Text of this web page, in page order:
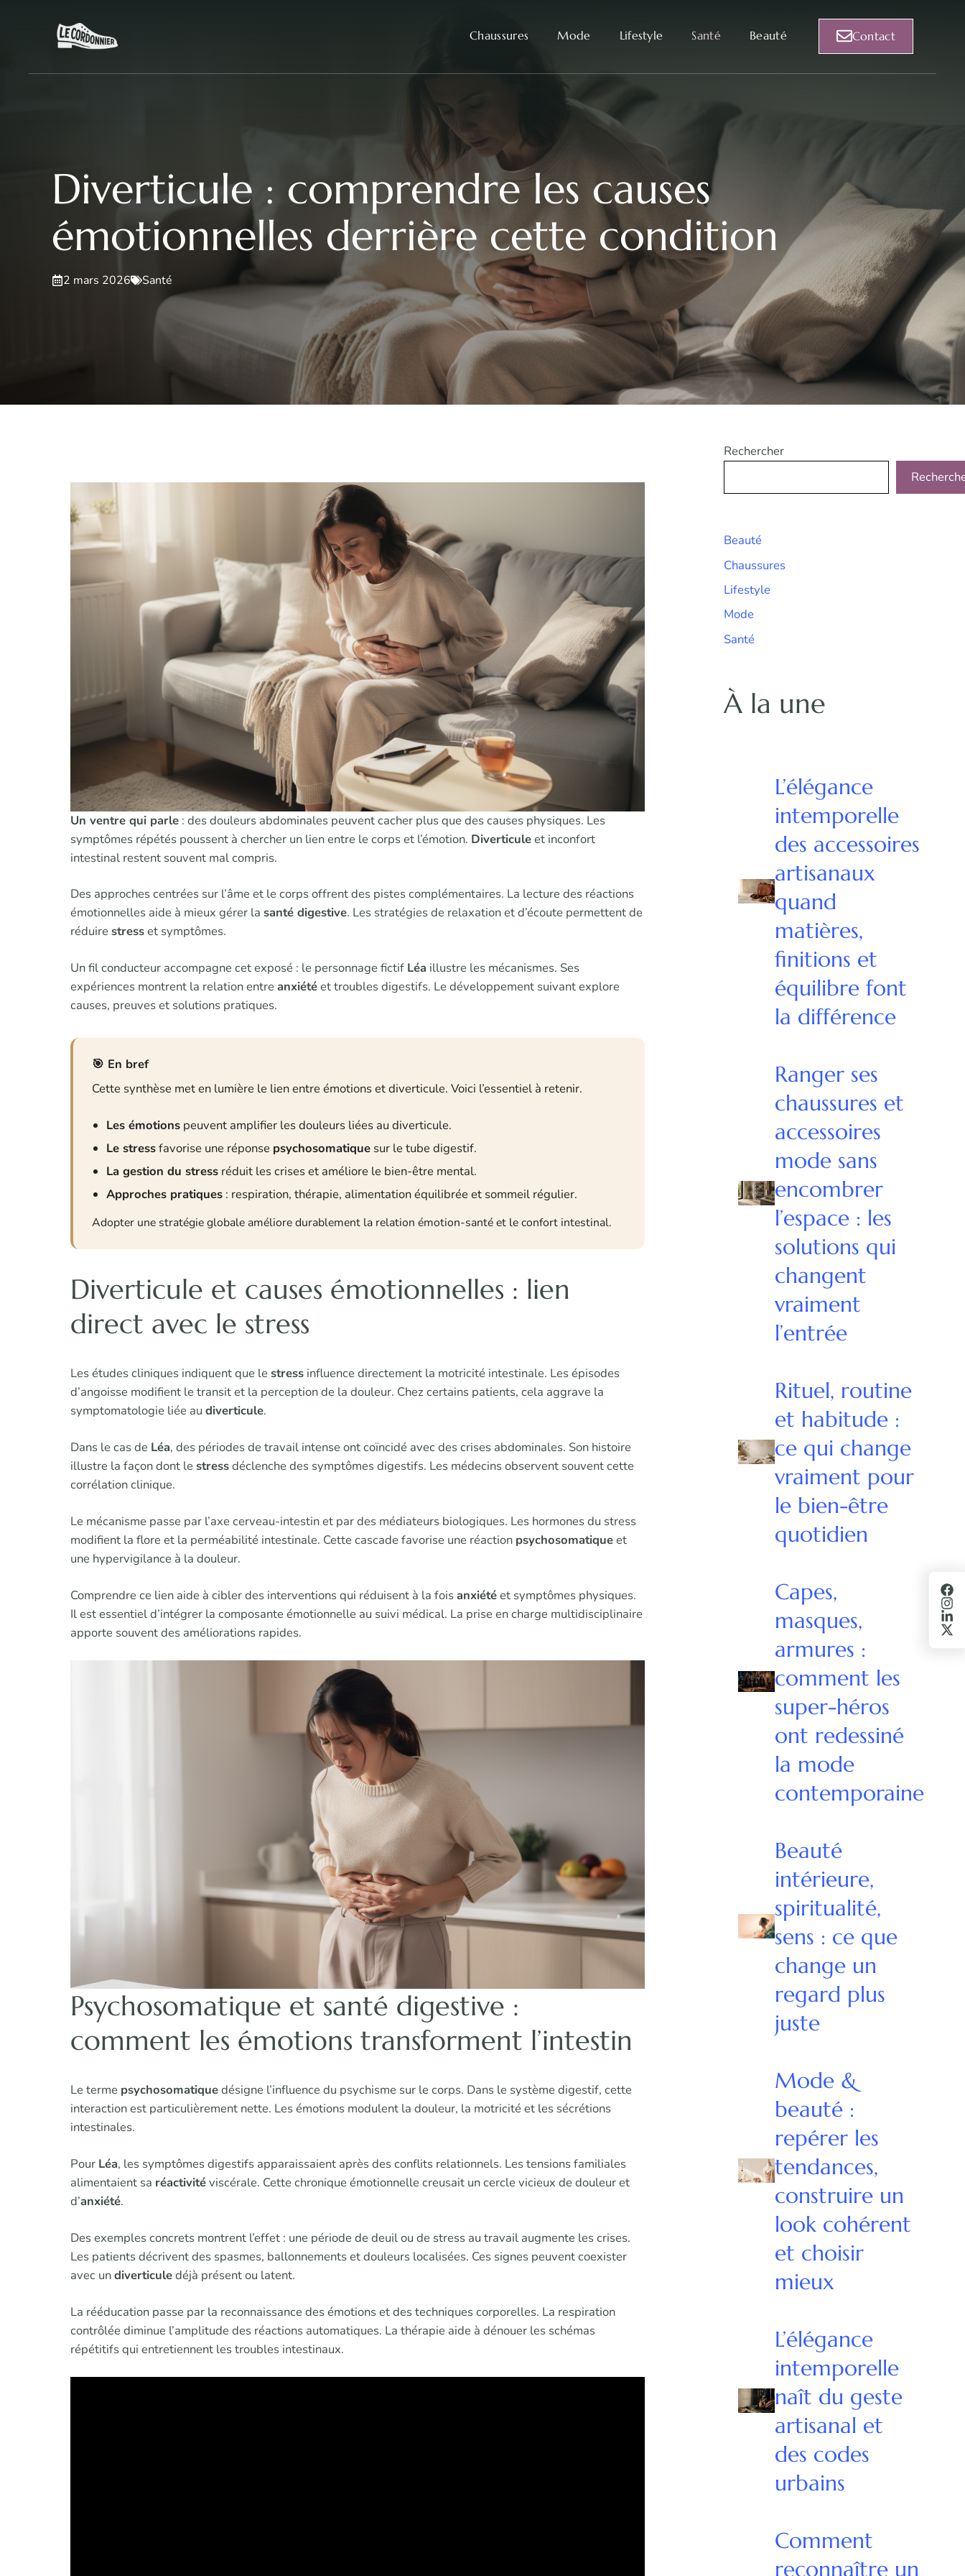
Chaussures Mode Lifestyle Santé Beauté Contact
Diverticule : comprendre les causes
émotionnelles derrière cette condition
2 mars 2026 Santé
Un ventre qui parle : des douleurs abdominales peuvent cacher plus que des causes physiques. Les
symptômes répétés poussent à chercher un lien entre le corps et l’émotion. Diverticuleet inconfort
intestinal restent souvent mal compris.
Des approches centrées sur l’âme et le corps offrent des pistes complémentaires. La lecture des réactions
émotionnelles aide à mieux gérer la santé digestive. Les stratégies de relaxation et d’écoute permettent de
réduire stresset symptômes.
Un fil conducteur accompagne cet exposé : le personnage fictif Léa illustre les mécanismes. Ses
expériences montrent la relation entre anxiétéet troubles digestifs. Le développement suivant explore
causes, preuves et solutions pratiques.
En bref
Cette synthèse met en lumière le lien entre émotions et diverticule. Voici l’essentiel à retenir.
Les émotions peuvent amplifier les douleurs liées au diverticule.
Le stressfavorise une réponse psychosomatique sur le tube digestif.
La gestion du stress réduit les crises et améliore le bien-être mental.
Approches pratiques : respiration, thérapie, alimentation équilibrée et sommeil régulier.
Adopter une stratégie globale améliore durablement la relation émotion-santé et le confort intestinal.
Diverticule et causes émotionnelles : lien
direct avec le stress
Les études cliniques indiquent que le stress influence directement la motricité intestinale. Les épisodes
d’angoisse modifient le transit et la perception de la douleur. Chez certains patients, cela aggrave la
symptomatologie liée au diverticule.
Dans le cas de Léa, des périodes de travail intense ont coïncidé avec des crises abdominales. Son histoire
illustre la façon dont le stressdéclenche des symptômes digestifs. Les médecins observent souvent cette
corrélation clinique.
Le mécanisme passe par l’axe cerveau-intestin et par des médiateurs biologiques. Les hormones du stress
modifient la flore et la perméabilité intestinale. Cette cascade favorise une réaction psychosomatiqueet
une hypervigilance à la douleur.
Comprendre ce lien aide à cibler des interventions qui réduisent à la foisanxiétéet symptômes physiques.
Il est essentiel d’intégrer la composante émotionnelle au suivi médical. La prise en charge multidisciplinaire
apporte souvent des améliorations rapides.
Psychosomatique et santé digestive :
comment les émotions transforment l’intestin
Le terme psychosomatiquedésigne l’influence du psychisme sur le corps. Dans le système digestif, cette
interaction est particulièrement nette. Les émotions modulent la douleur, la motricité et les sécrétions
intestinales.
Pour Léa, les symptômes digestifs apparaissaient après des conflits relationnels. Les tensions familiales
alimentaient sa réactivitéviscérale. Cette chronique émotionnelle creusait un cercle vicieux de douleur et
d’anxiété.
Des exemples concrets montrent l’effet : une période de deuil ou de stress au travail augmente les crises.
Les patients décrivent des spasmes, ballonnements et douleurs localisées. Ces signes peuvent coexister
avec undiverticuledéjà présent ou latent.
La rééducation passe par la reconnaissance des émotions et des techniques corporelles. La respiration
contrôlée diminue l’amplitude des réactions automatiques. La thérapie aide à dénouer les schémas
répétitifs qui entretiennent les troubles intestinaux.
Rechercher
Beauté
Chaussures
Lifestyle
Mode
Santé
À la une
L’élégance
intemporelle
des accessoires
artisanaux
quand
matières,
finitions et
équilibre font
la différence
Ranger ses
chaussures et
accessoires
mode sans
encombrer
l’espace : les
solutions qui
changent
vraiment
l’entrée
Rituel, routine
et habitude :
ce qui change
vraiment pour
le bien-être
quotidien
Capes,
masques,
armures :
comment les
super-héros
ont redessiné
la mode
contemporaine
Beauté
intérieure,
spiritualité,
sens : ce que
change un
regard plus
juste
Mode &
beauté :
repérer les
tendances,
construire un
look cohérent
et choisir
mieux
L’élégance
intemporelle
naît du geste
artisanal et
des codes
urbains
Comment
reconnaître un